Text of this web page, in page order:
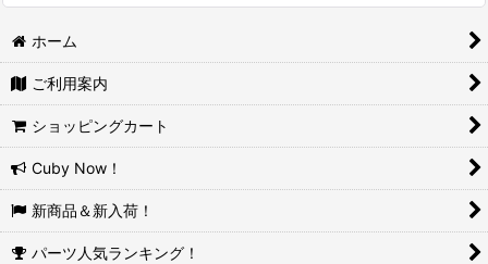
ホーム
ご利用案内
ショッピングカート
Cuby Now！
新商品＆新入荷！
パーツ人気ランキング！